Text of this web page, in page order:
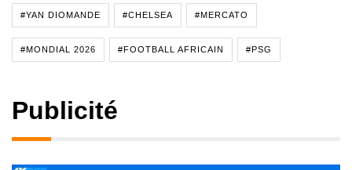
#YAN DIOMANDE #CHELSEA #MERCATO
#MONDIAL 2026 #FOOTBALL AFRICAIN #PSG
Publicité